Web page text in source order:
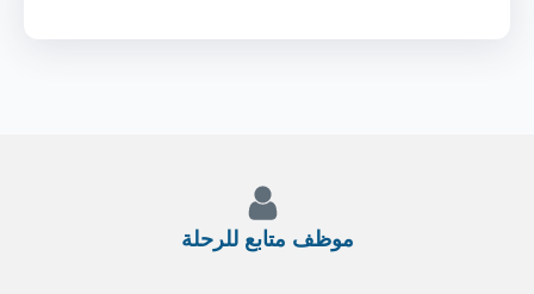
موظف متابع للرحلة